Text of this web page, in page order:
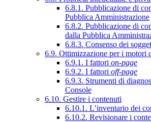
6.8.1. Pubblicazione di
Pubblica Amministrazione
6.8.2. Pubblicazione di
dalla Pubblica
6.8.3. Consenso dei
6.9. Ottimizzazione per i motori
6.9.1. I fattori on-page
6.9.2. I fattori off-page
6.9.3. Strumenti di
Console
6.10. Gestire i contenuti
6.10.1. L’inventario dei
6.10.2. Revisionare i